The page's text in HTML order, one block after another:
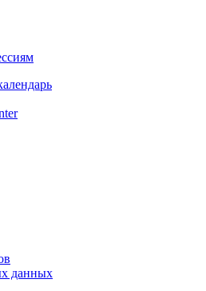
данных